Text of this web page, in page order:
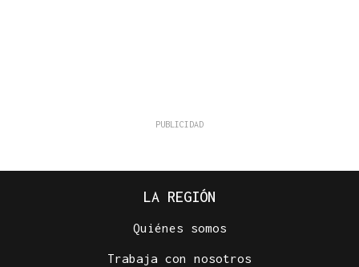
LA REGIÓN
Quiénes somos
Trabaja con nosotros